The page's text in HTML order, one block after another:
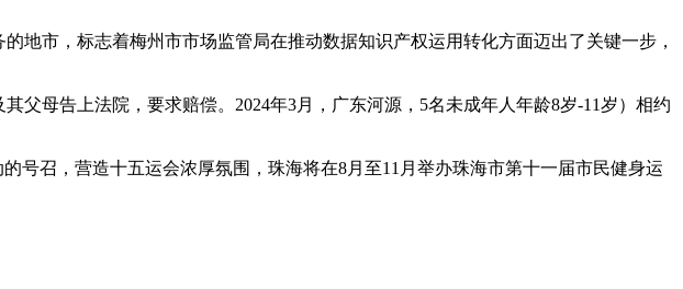
地市，标志着梅州市市场监管局在推动数据知识产权运用转化方面迈出了关键一步，
父母告上法院，要求赔偿。2024年3月，广东河源，5名未成年人年龄8岁-11岁）相约
号召，营造十五运会浓厚氛围，珠海将在8月至11月举办珠海市第十一届市民健身运